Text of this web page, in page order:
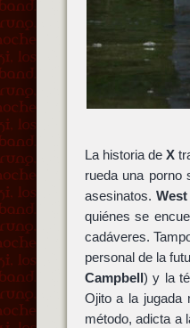
La historia de X
rueda una
asesinatos. West
quiénes se
cadáveres.
personal de la
Campbell) y la
Ojito a la
método, adicta a